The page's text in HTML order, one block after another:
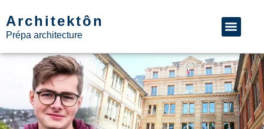
Architektôn
Prépa architecture